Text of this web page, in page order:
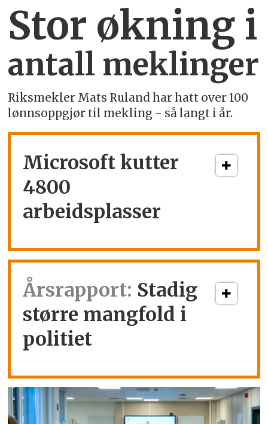
Stor økning i
antall meklinger
Riksmekler Mats Ruland har hatt over 100
lønnsoppgjør til mekling - så langt i år.
Microsoft kutter
4800
arbeidsplasser
Årsrapport: Stadig
større mangfold i
politiet